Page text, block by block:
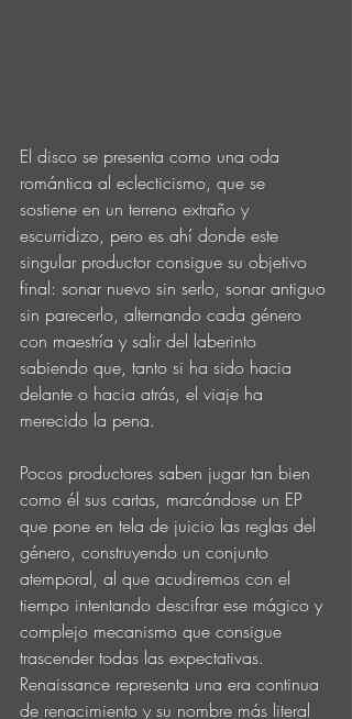
El disco se presenta como una oda
romántica al eclecticismo, que se
sostiene en un terreno extraño y
escurridizo, pero es ahí donde este
singular productor consigue su objetivo
final: sonar nuevo sin serlo, sonar antiguo
sin parecerlo, alternando cada género
con maestría y salir del laberinto
sabiendo que, tanto si ha sido hacia
delante o hacia atrás, el viaje ha
merecido la pena.
Pocos productores saben jugar tan bien
como él sus cartas, marcándose un EP
que pone en tela de juicio las reglas del
género, construyendo un conjunto
atemporal, al que acudiremos con el
tiempo intentando descifrar ese mágico y
complejo mecanismo que consigue
trascender todas las expectativas.
Renaissance representa una era continua
de renacimiento y su nombre más literal